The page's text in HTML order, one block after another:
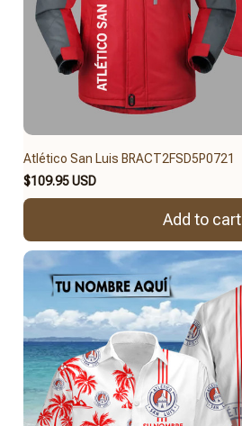
Atlético San Luis BRACT2FSD5P0721
$109.95 USD
Add to cart